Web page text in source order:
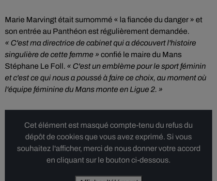
Marie Marvingt était surnommé « la fiancée du danger » et
son entrée au Panthéon est régulièrement demandée.
« C'est ma directrice de cabinet qui a découvert l'histoire
singulière de cette femme » confié le maire du Mans
Stéphane Le Foll. « C'est un emblème pour le sport féminin
et c'est ce qui nous a poussé à faire ce choix, au moment où
l'équipe féminine du Mans monte en Ligue 2. »
Cet élément est masqué compte-tenu du refus du
dépôt de cookies que vous avez exprimé. Si vous
souhaitez l'afficher, merci de nous donner votre accord
en cliquant sur le bouton ci-dessous.